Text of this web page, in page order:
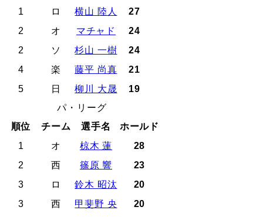
1
ロ 横山 陸人
27
2
オ マチャド
24
2
ソ 杉山 一樹
24
4
楽 藤平 尚真
21
5
日 柳川 大晟
19
パ・リーグ
順位
チーム 選手名
ホールド
1
オ 椋木 蓮
28
2
西 篠原 響
23
3
ロ 鈴木 昭汰
20
3
西 甲斐野 央
20